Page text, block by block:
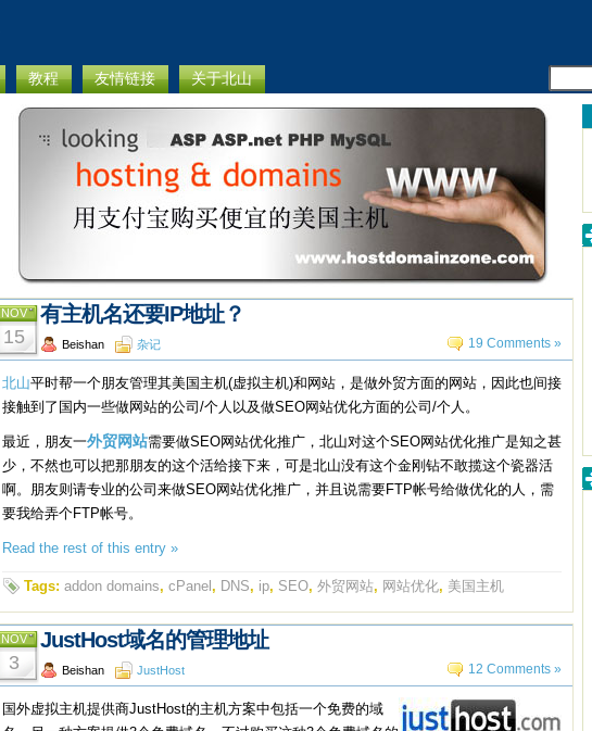
教程 友情链接 关于北山
NOV
15
有主机名还要IP地址？
Beishan 杂记 19 Comments »
北山平时帮一个朋友管理其美国主机(虚拟主机)和网站，是做外贸方面的网站，因此也间接
接触到了国内一些做网站的公司/个人以及做SEO网站优化方面的公司/个人。
最近，朋友一外贸网站需要做SEO网站优化推广，北山对这个SEO网站优化推广是知之甚
少，不然也可以把那朋友的这个活给接下来，可是北山没有这个金刚钻不敢揽这个瓷器活
啊。朋友则请专业的公司来做SEO网站优化推广，并且说需要FTP帐号给做优化的人，需
要我给弄个FTP帐号。
Read the rest of this entry »
Tags: addon domains, cPanel , DNS, ip, SEO, 外贸网站, 网站优化, 美国主机
NOV
3
JustHost域名的管理地址
Beishan JustHost 12 Comments »
国外虚拟主机提供商JustHost的主机方案中包括一个免费的域